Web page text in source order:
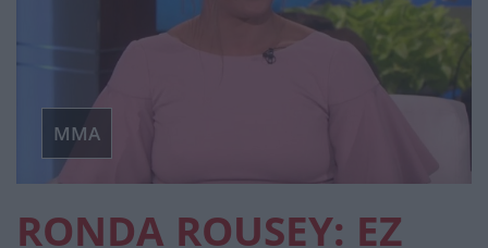
MMA
RONDA ROUSEY: EZ